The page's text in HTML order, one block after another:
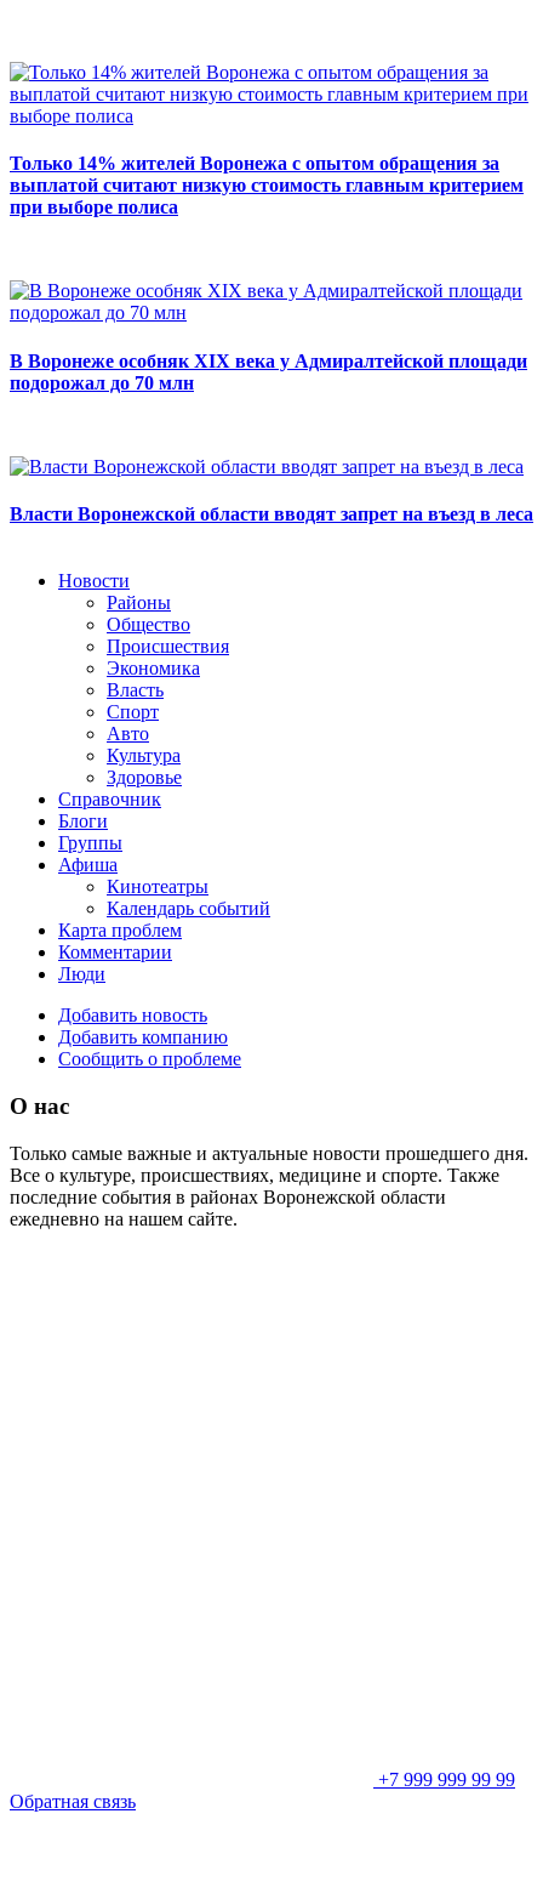
Только 14% жителей Воронежа с опытом обращения за
выплатой считают низкую стоимость главным критерием
при выборе полиса
В Воронеже особняк XIX века у Адмиралтейской площади
подорожал до 70 млн
Власти Воронежской области вводят запрет на въезд в леса
Новости
Районы
Общество
Происшествия
Экономика
Власть
Спорт
Авто
Культура
Здоровье
Справочник
Блоги
Группы
Афиша
Кинотеатры
Календарь событий
Карта проблем
Комментарии
Люди
Добавить новость
Добавить компанию
Сообщить о проблеме
О нас
Только самые важные и актуальные новости прошедшего дня.
Все о культуре, происшествиях, медицине и спорте. Также
последние события в районах Воронежской области
ежедневно на нашем сайте.
+7 999 999 99 99
Обратная связь